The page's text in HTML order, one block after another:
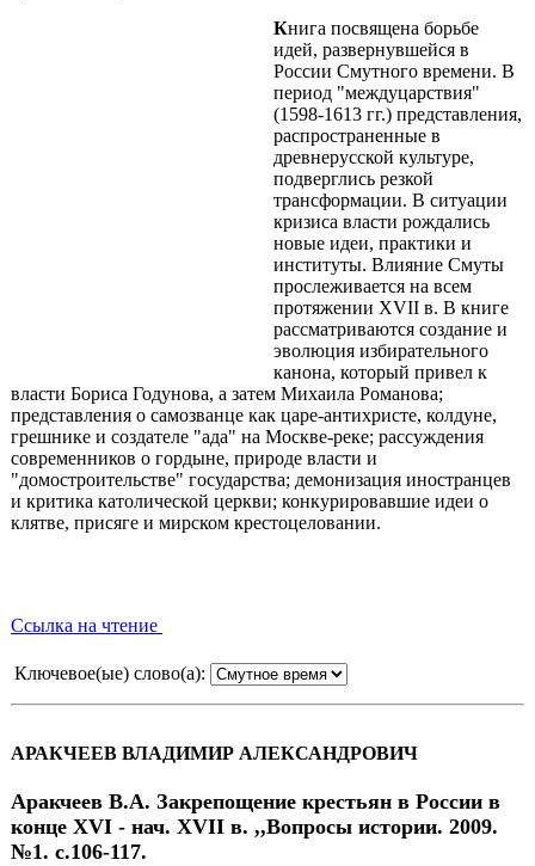
Книга посвящена борьбе
идей, развернувшейся в
России Смутного времени. В
период "междуцарствия"
(1598-1613 гг.) представления,
распространенные в
древнерусской культуре,
подверглись резкой
трансформации. В ситуации
кризиса власти рождались
новые идеи, практики и
институты. Влияние Смуты
прослеживается на всем
протяжении XVII в. В книге
рассматриваются создание и
эволюция избирательного
канона, который привел к
власти Бориса Годунова, а затем Михаила Романова;
представления о самозванце как царе-антихристе, колдуне,
грешнике и создателе "ада" на Москве-реке; рассуждения
современников о гордыне, природе власти и
"домостроительстве" государства; демонизация иностранцев
и критика католической церкви; конкурировавшие идеи о
клятве, присяге и мирском крестоцеловании.
Ссылка на чтение
Ключевое(ые) слово(а):
АРАКЧЕЕВ ВЛАДИМИР АЛЕКСАНДРОВИЧ
Аракчеев В.А. Закрепощение крестьян в России в
конце XVI - нач. XVII в. ,,Вопросы истории. 2009.
№1. с.106-117.